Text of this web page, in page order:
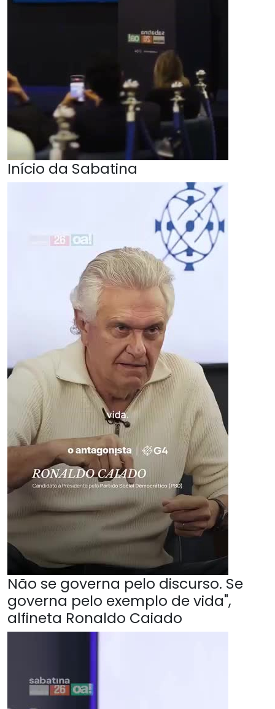
Início da Sabatina
Não se governa pelo discurso. Se
governa pelo exemplo de vida",
alfineta Ronaldo Caiado